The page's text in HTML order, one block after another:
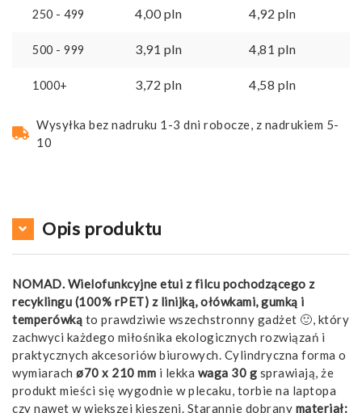
250 - 499 4,00pln 4,92 pln
500 - 999 3,91 pln 4,81 pln
1000+ 3,72 pln 4,58 pln
Wysyłka bez nadruku 1-3 dni robocze, z nadrukiem 5-
10
Opis produktu
NOMAD. Wielofunkcyjne etui z filcu pochodzącego z
recyklingu (100% rPET) z linijką, ołówkami, gumką i
temperówką to prawdziwie wszechstronny gadżet 🙂, który
zachwyci każdego miłośnika ekologicznych rozwiązań i
praktycznych akcesoriów biurowych. Cylindryczna forma o
wymiarach ø70 x 210 mm i lekka waga 30 g sprawiają, że
produkt mieści się wygodnie w plecaku, torbie na laptopa
czy nawet w większej kieszeni. Starannie dobrany materiał: